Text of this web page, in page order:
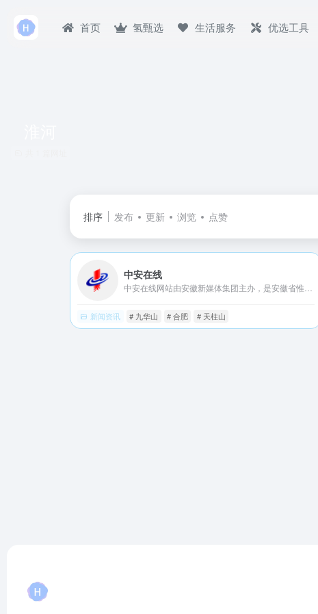
首页 氢甄选 生活服务 优选工具
排序 发布 更新 浏览 点赞
中安在线
新闻资讯 # 九华山 # 合肥 # 天柱山